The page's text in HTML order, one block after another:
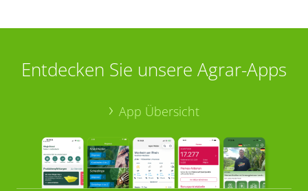
Entdecken Sie unsere Agrar-Apps
App Übersicht